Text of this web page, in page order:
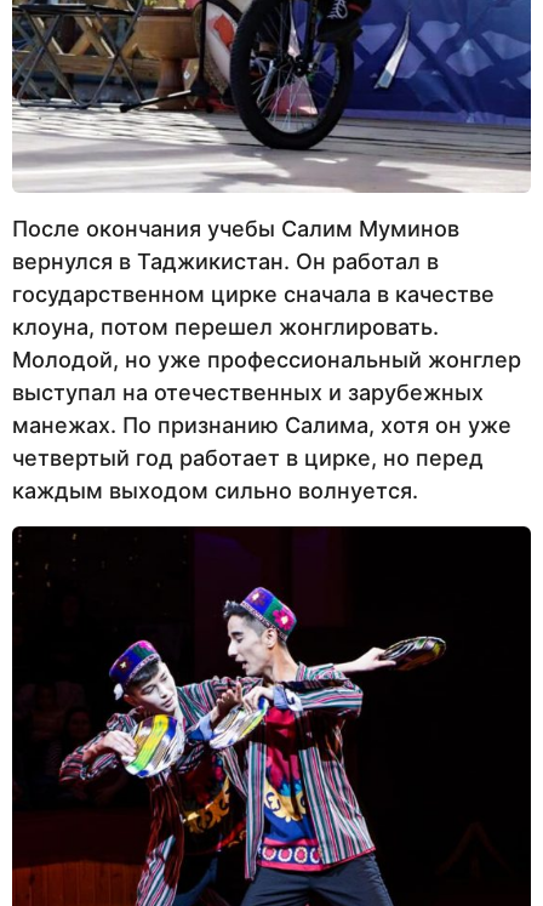
После окончания учебы Салим Муминов
вернулся в Таджикистан. Он работал в
государственном цирке сначала в качестве
клоуна, потом перешел жонглировать.
Молодой, но уже профессиональный жонглер
выступал на отечественных и зарубежных
манежах. По признанию Салима, хотя он уже
четвертый год работает в цирке, но перед
каждым выходом сильно волнуется.